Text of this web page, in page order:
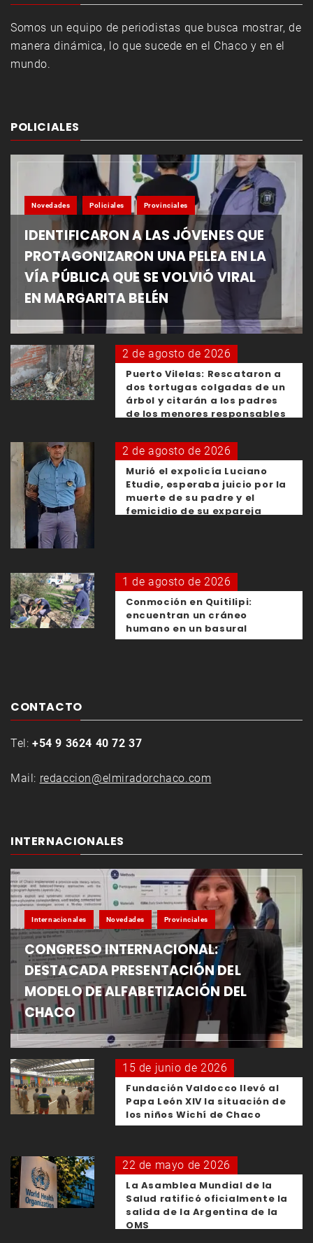
Somos un equipo de periodistas que busca mostrar, de
manera dinámica, lo que sucede en el Chaco y en el
mundo.
POLICIALES
Novedades Policiales Provinciales
IDENTIFICARON A LAS JÓVENES QUE
PROTAGONIZARON UNA PELEA EN LA
VÍA PÚBLICA QUE SE VOLVIÓ VIRAL
EN MARGARITA BELÉN
2 de agosto de 2026
Puerto Vilelas: Rescataron a
dos tortugas colgadas de un
árbol y citarán a los padres
de los menores responsables
2 de agosto de 2026
Murió el expolicía Luciano
Etudie, esperaba juicio por la
muerte de su padre y el
femicidio de su expareja
1 de agosto de 2026
Conmoción en Quitilipi:
encuentran un cráneo
humano en un basural
CONTACTO
Tel: +54 9 3624 40 72 37
Mail: redaccion@elmiradorchaco.com
INTERNACIONALES
Internacionales Novedades Provinciales
CONGRESO INTERNACIONAL:
DESTACADA PRESENTACIÓN DEL
MODELO DE ALFABETIZACIÓN DEL
CHACO
15 de junio de 2026
Fundación Valdocco llevó al
Papa León XIV la situación de
los niños Wichí de Chaco
22 de mayo de 2026
La Asamblea Mundial de la
Salud ratificó oficialmente la
salida de la Argentina de la
OMS